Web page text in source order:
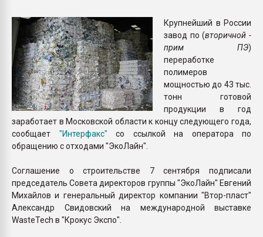
Крупнейший в России
завод по (вторичной -
прим ПЭ)
переработке
полимеров
мощностью до 43 тыс.
тонн готовой
продукции в год
заработает в Московской области к концу следующего года,
сообщает "Интерфакс" со ссылкой на оператора по
обращению с отходами "ЭкоЛайн".
Соглашение о строительстве 7 сентября подписали
председатель Совета директоров группы "ЭкоЛайн" Евгений
Михайлов и генеральный директор компании "Втор-пласт"
Александр Свидовский на международной выставке
WasteTech в "Крокус Экспо".